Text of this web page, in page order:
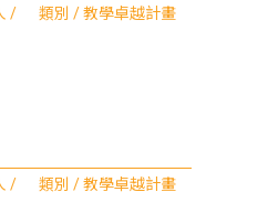
/ 類別 / 教學卓越計畫
/ 類別 / 教學卓越計畫